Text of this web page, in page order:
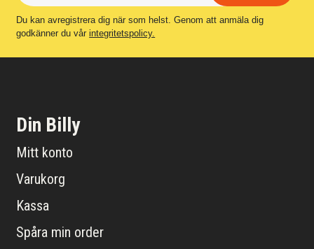
Du kan avregistrera dig när som helst. Genom att anmäla dig
godkänner du vårintegritetspolicy.
Din Billy
Mitt konto
Varukorg
Kassa
Spåra min order